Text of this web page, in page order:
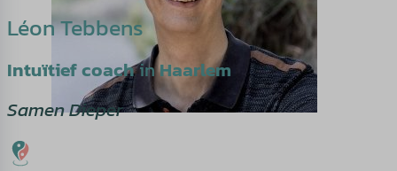
Léon Tebbens
Intuïtief coachinHaarlem
Samen Dieper